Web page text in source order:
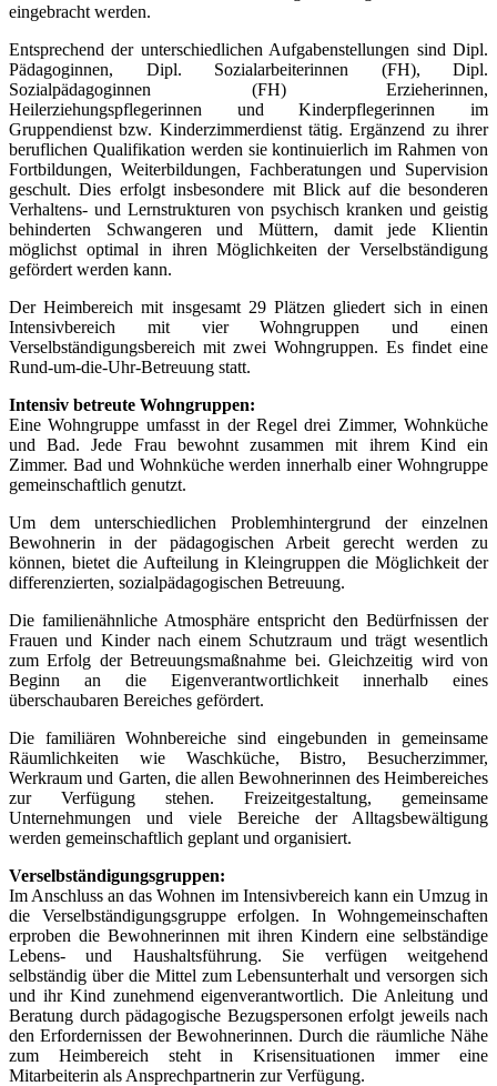
eingebracht werden.
Entsprechend der unterschiedlichen Aufgabenstellungen sind Dipl.
Pädagoginnen, Dipl. Sozialarbeiterinnen (FH), Dipl.
Sozialpädagoginnen (FH) Erzieherinnen,
Heilerziehungspflegerinnen und Kinderpflegerinnen im
Gruppendienst bzw. Kinderzimmerdienst tätig. Ergänzend zu ihrer
beruflichen Qualifikation werden sie kontinuierlich im Rahmen von
Fortbildungen, Weiterbildungen, Fachberatungen und Supervision
geschult. Dies erfolgt insbesondere mit Blick auf die besonderen
Verhaltens- und Lernstrukturen von psychisch kranken und geistig
behinderten Schwangeren und Müttern, damit jede Klientin
möglichst optimal in ihren Möglichkeiten der Verselbständigung
gefördert werden kann.
Der Heimbereich mit insgesamt 29 Plätzen gliedert sich in einen
Intensivbereich mit vier Wohngruppen und einen
Verselbständigungsbereich mit zwei Wohngruppen. Es findet eine
Rund-um-die-Uhr-Betreuung statt.
Intensiv betreute Wohngruppen:
Eine Wohngruppe umfasst in der Regel drei Zimmer, Wohnküche
und Bad. Jede Frau bewohnt zusammen mit ihrem Kind ein
Zimmer. Bad und Wohnküche werden innerhalb einer Wohngruppe
gemeinschaftlich genutzt.
Um dem unterschiedlichen Problemhintergrund der einzelnen
Bewohnerin in der pädagogischen Arbeit gerecht werden zu
können, bietet die Aufteilung in Kleingruppen die Möglichkeit der
differenzierten, sozialpädagogischen Betreuung.
Die familienähnliche Atmosphäre entspricht den Bedürfnissen der
Frauen und Kinder nach einem Schutzraum und trägt wesentlich
zum Erfolg der Betreuungsmaßnahme bei. Gleichzeitig wird von
Beginn an die Eigenverantwortlichkeit innerhalb eines
überschaubaren Bereiches gefördert.
Die familiären Wohnbereiche sind eingebunden in gemeinsame
Räumlichkeiten wie Waschküche, Bistro, Besucherzimmer,
Werkraum und Garten, die allen Bewohnerinnen des Heimbereiches
zur Verfügung stehen. Freizeitgestaltung, gemeinsame
Unternehmungen und viele Bereiche der Alltagsbewältigung
werden gemeinschaftlich geplant und organisiert.
Verselbständigungsgruppen:
Im Anschluss an das Wohnen im Intensivbereich kann ein Umzug in
die Verselbständigungsgruppe erfolgen. In Wohngemeinschaften
erproben die Bewohnerinnen mit ihren Kindern eine selbständige
Lebens- und Haushaltsführung. Sie verfügen weitgehend
selbständig über die Mittel zum Lebensunterhalt und versorgen sich
und ihr Kind zunehmend eigenverantwortlich. Die Anleitung und
Beratung durch pädagogische Bezugspersonen erfolgt jeweils nach
den Erfordernissen der Bewohnerinnen. Durch die räumliche Nähe
zum Heimbereich steht in Krisensituationen immer eine
Mitarbeiterin als Ansprechpartnerin zur Verfügung.